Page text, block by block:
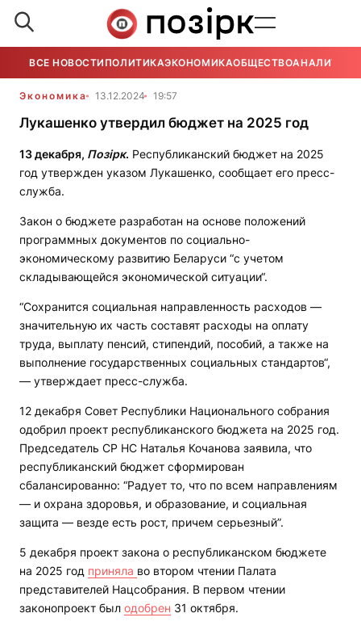
ВСЕ НОВОСТИ ПОЛИТИКАЭКОНОМИКАОБЩЕСТВОАНАЛИТИКА
Экономика 13.12.2024 19:57
Лукашенко утвердил бюджет на 2025 год
13 декабря, Позірк. Республиканский бюджет на 2025
год утвержден указом Лукашенко, сообщает его пресс-
служба.
Закон о бюджете разработан на основе положений
программных документов по социально-
экономическому развитию Беларуси “с учетом
складывающейся экономической ситуации“.
“Сохранится социальная направленность расходов —
значительную их часть составят расходы на оплату
труда, выплату пенсий, стипендий, пособий, а также на
выполнение государственных социальных стандартов“,
— утверждает пресс-служба.
12 декабря Совет Республики Национального собрания
одобрил проект республиканского бюджета на 2025 год.
Председатель СР НС Наталья Кочанова заявила, что
республиканский бюджет сформирован
сбалансированно: “Радует то, что по всем направлениям
— и охрана здоровья, и образование, и социальная
защита — везде есть рост, причем серьезный”.
5 декабря проект закона о республиканском бюджете
на 2025 год приняла во втором чтении Палата
представителей Нацсобрания. В первом чтении
законопроект был одобрен 31 октября.